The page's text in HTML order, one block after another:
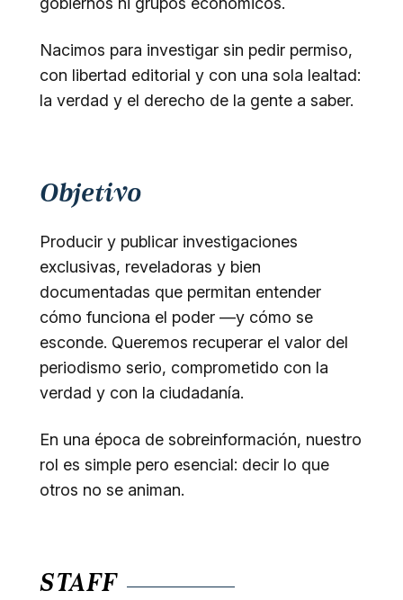
Nacimos para investigar sin pedir permiso,
con libertad editorial y con una sola lealtad:
la verdad y el derecho de la gente a saber.
Objetivo
Producir y publicar investigaciones
exclusivas, reveladoras y bien
documentadas que permitan entender
cómo funciona el poder —y cómo se
esconde. Queremos recuperar el valor del
periodismo serio, comprometido con la
verdad y con la ciudadanía.
En una época de sobreinformación, nuestro
rol es simple pero esencial: decir lo que
otros no se animan.
STAFF